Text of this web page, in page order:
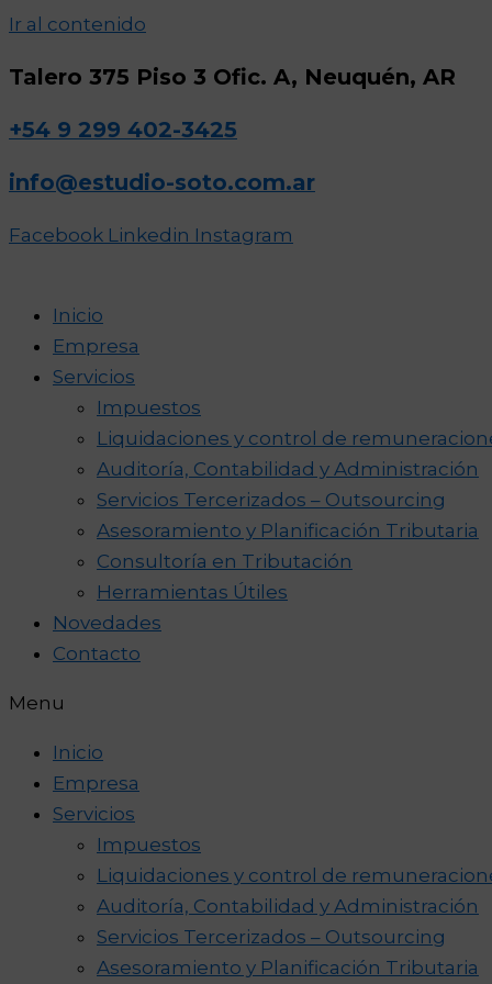
Ir al contenido
Talero 375 Piso 3 Ofic. A, Neuquén, AR
+54 9 299 402-3425
info@estudio-soto.com.ar
Facebook Linkedin Instagram
Inicio
Empresa
Servicios
Impuestos
Liquidaciones y control de
Auditoría, Contabilidad y Administración
Servicios Tercerizados – Outsourcing
Asesoramiento y Planificación Tributaria
Consultoría en Tributación
Herramientas Útiles
Novedades
Contacto
Menu
Inicio
Empresa
Servicios
Impuestos
Liquidaciones y control de
Auditoría, Contabilidad y Administración
Servicios Tercerizados – Outsourcing
Asesoramiento y Planificación Tributaria